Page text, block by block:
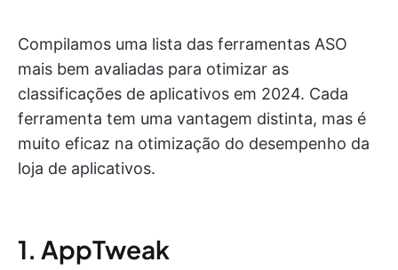
Compilamos uma lista das ferramentas ASO
mais bem avaliadas para otimizar as
classificações de aplicativos em 2024. Cada
ferramenta tem uma vantagem distinta, mas é
muito eficaz na otimização do desempenho da
loja de aplicativos.
1. AppTweak